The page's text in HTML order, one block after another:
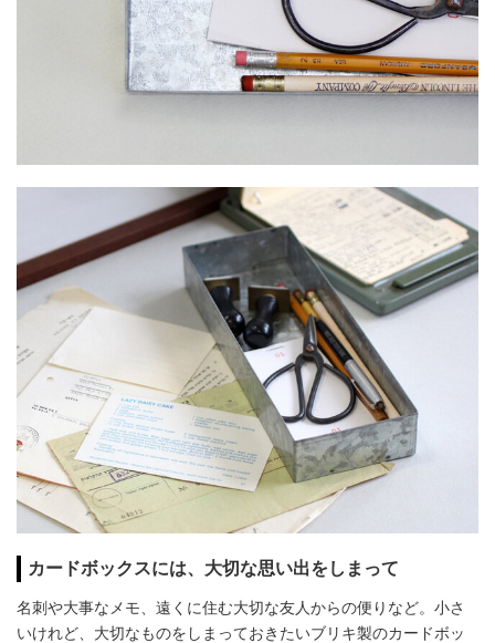
カードボックスには、大切な思い出をしまって
名刺や大事なメモ、遠くに住む大切な友人からの便りなど。小さ
いけれど、大切なものをしまっておきたいブリキ製のカードボッ